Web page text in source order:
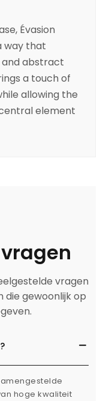
Évasion
way that
abstract
a touch of
allowing the
element
vragen
gewoonlijk op
hoge kwaliteit